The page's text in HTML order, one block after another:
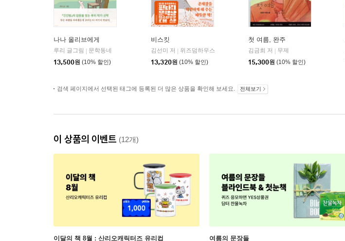
나나 올리브에게
루리 글그림
문학동네
13,500원 (10% 할인)
비스킷
김선미 저
위즈덤하우스
13,320원 (10% 할인)
첫 여름, 완주
김금희 저
무제
15,300원 (10% 할인)
검색 페이지에서 선택된 태그에 등록된 더 많은 상품을 확인해 보세요. 전체보기
이 상품의 이벤트 (12개)
이달의 책 8월 : 산리오캐릭터즈 유리컵 여름의 문장들